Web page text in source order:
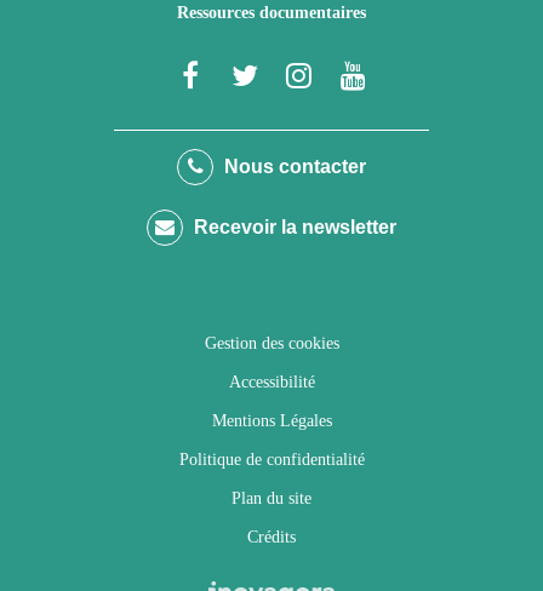
Ressources documentaires
Lien
le
Facebook
Lien
le
Twitter
Lien
le
Instagram
Youtube
Nous contacter
Recevoir la newsletter
Gestion des cookies
Accessibilité
Mentions Légales
Politique de confidentialité
Plan du site
Crédits